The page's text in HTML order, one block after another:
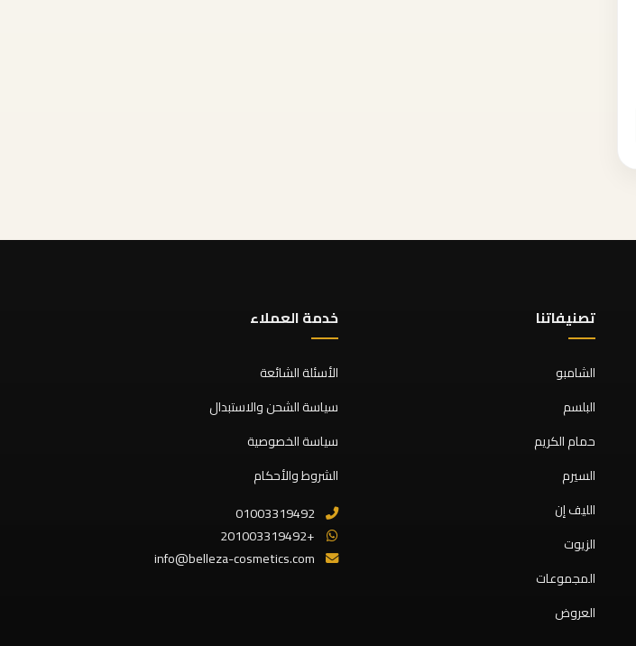
تصنيفاتنا
الشامبو
البلسم
حمام الكريم
السيرم
الليف إن
الزيوت
المجموعات
العروض
خدمة العملاء
الأسئلة الشائعة
سياسة الشحن والاستبدال
سياسة الخصوصية
الشروط والأحكام
01003319492
+201003319492
info@belleza-cosmetics.com